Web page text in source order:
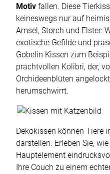
Motiv fallen. Diese
keineswegs nur auf
Amsel, Storch und Elster:
exotische Gefilde und
Gobelin Kissen zum
prachtvollen Kolibri, der,
Orchideenblüten
herumschwirrt.
Dekokissen können Tiere
darstellen. Erleben Sie,
Hauptelement
Ihre Couch zu einem